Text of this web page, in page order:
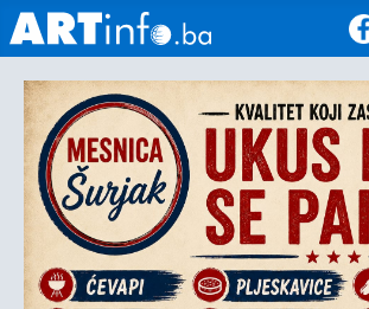
Početna
Vijesti
Sport
Kultura